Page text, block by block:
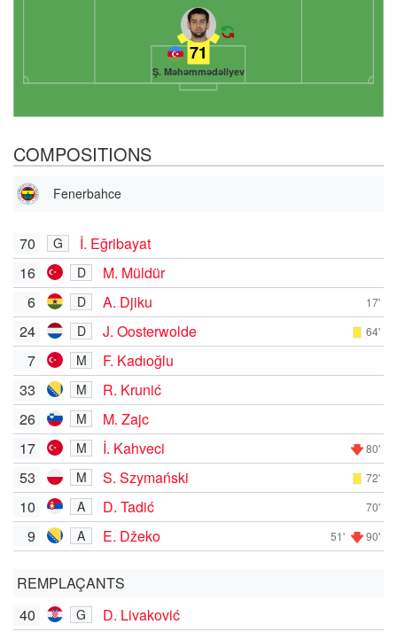
71
Ş. Məhəmmədəliyev
COMPOSITIONS
Fenerbahce
70 G
İ. Eğribayat
16
D
M. Müldür
6
D A. Djiku 17'
24 D J. Oosterwolde 64'
7 M
F. Kadıoğlu
33
M
R. Krunić
26
M
M. Zajc
17
M İ. Kahveci 80'
53 M S. Szymański 72'
10 A D. Tadić 70'
9 A E. Džeko 51' 90'
REMPLAÇANTS
40
G
D. Livaković